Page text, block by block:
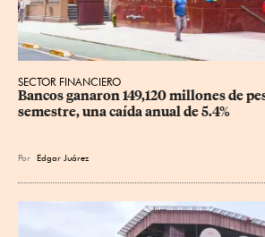
SECTOR FINANCIERO
Bancos ganaron 149,120 millones de
semestre, una caída anual de 5.4%
Por Edgar Juárez